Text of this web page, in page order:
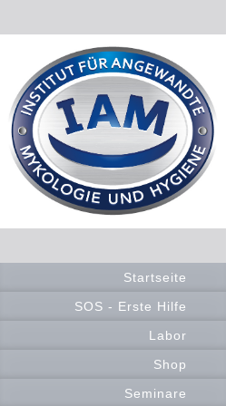
Startseite
SOS - Erste Hilfe
Labor
Shop
Seminare